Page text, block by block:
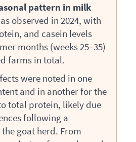
pattern in milk
observed in 2024, with
and casein levels
months (weeks 25–35)
farms in total.
were noted in one
and in another for the
total protein, likely due
following a
goat herd. From